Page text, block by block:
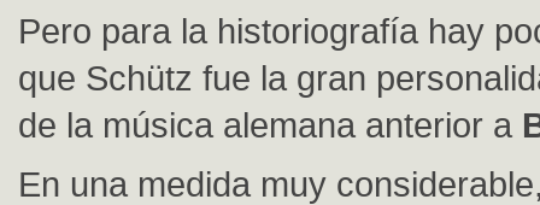
Pero para la historiografía hay
que Schütz fue la gran
de la música alemana anterior a
En una medida muy